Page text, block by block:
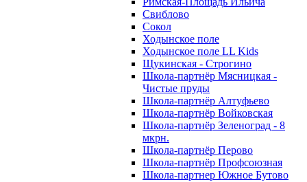
Свиблово
Сокол
Ходынское поле
Ходынское поле LL Kids
Щукинская - Строгино
Школа-партнёр Мясницкая -
Чистые пруды
Школа-партнёр Алтуфьево
Школа-партнёр Войковская
Школа-партнёр Зеленоград - 8
мкрн.
Школа-партнёр Перово
Школа-партнёр Профсоюзная
Школа-партнер Южное Бутово